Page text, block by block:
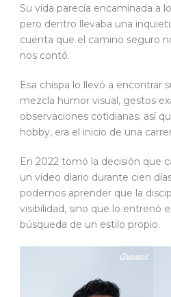
Su vida parecía encaminada a
pero dentro llevaba una
cuenta que el camino seguro
nos contó.
Esa chispa lo llevó a encontrar
mezcla humor visual, gestos
observaciones cotidianas; así
hobby, era el inicio de una
En 2022 tomó la decisión que
un video diario durante cien
podemos aprender que la
visibilidad, sino que lo entrenó
búsqueda de un estilo propio.